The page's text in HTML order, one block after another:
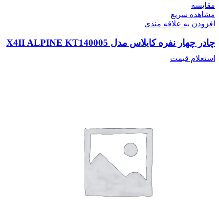
مقایسه
مشاهده سریع
افزودن به علاقه مندی
چادر چهار نفره کایلاس مدل X4II ALPINE KT140005
استعلام قیمت